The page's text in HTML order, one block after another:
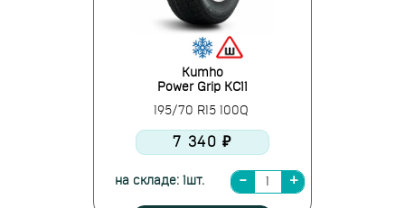
Kumho
Power Grip KC11
195/70 R15 100Q
7 340 ₽
на складе: 1шт.